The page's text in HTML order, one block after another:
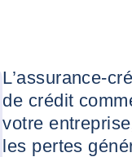
L’assurance-
de crédit
votre
les pertes